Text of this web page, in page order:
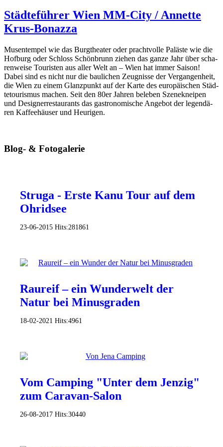
Städteführer Wien MM-City / Annette
Krus-Bonazza
Mu­sen­tem­pel wie das Burg­thea­ter oder pracht­vol­le Pa­läs­te wie die
Hof­burg oder Schloss Schön­brunn zie­hen das ganze Jahr über scha­
ren­wei­se Tou­ris­ten aus aller Welt an – Wien hat immer Sai­son!
Dabei sind es nicht nur die bau­li­chen Zeug­nis­se der Ver­gan­gen­heit,
die Wien zu einem Glanz­punkt auf der Karte des eu­ro­päi­schen Städ­
te­tou­ris­mus ma­chen. Seit den 80er Jah­ren be­le­ben Sze­ne­knei­pen
und De­si­gner­re­stau­rants das gas­tro­no­mi­sche An­ge­bot der le­gen­dä­
ren Kaf­fee­häu­ser und Heu­ri­gen.
Blog- & Fotogalerie
Struga - Erste Kanu Tour auf dem
Ohridsee
23-06-2015 Hits:281861
Raureif – ein Wunderwelt der
Natur bei Minusgraden
18-02-2021 Hits:4961
Vom Camping "Unter dem Jenzig"
zum Caravan-Salon
26-08-2017 Hits:30440